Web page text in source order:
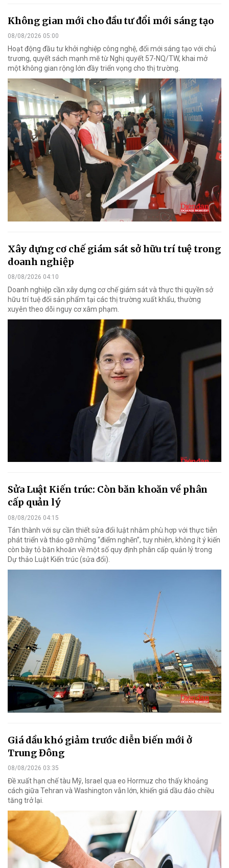
Không gian mới cho đầu tư đổi mới sáng tạo
08/08/2026 05:00
Hoạt động đầu tư khởi nghiệp công nghệ, đổi mới sáng tạo với chủ
trương, quyết sách mạnh mẽ từ Nghị quyết 57-NQ/TW, khai mở
một không gian rộng lớn đầy triển vọng cho thị trường.
Xây dựng cơ chế giám sát sở hữu trí tuệ trong
doanh nghiệp
08/08/2026 04:10
Doanh nghiệp cần xây dựng cơ chế giám sát và thực thi quyền sở
hữu trí tuệ đối sản phẩm tại các thị trường xuất khẩu, thường
xuyên theo dõi nguy cơ xâm phạm.
Sửa Luật Kiến trúc: Còn băn khoăn về phân
cấp quản lý
08/08/2026 04:15
Tán thành với sự cần thiết sửa đổi luật nhằm phù hợp với thực tiễn
phát triển và tháo gỡ những “điểm nghẽn”, tuy nhiên, không ít ý kiến
còn bày tỏ băn khoăn về một số quy định phân cấp quản lý trong
Dự thảo Luật Kiến trúc (sửa đổi).
Giá dầu khó giảm trước diễn biến mới ở
Trung Đông
08/08/2026 03:35
Đề xuất hạn chế tàu Mỹ, Israel qua eo Hormuz cho thấy khoảng
cách giữa Tehran và Washington vẫn lớn, khiến giá dầu đảo chiều
tăng trở lại.